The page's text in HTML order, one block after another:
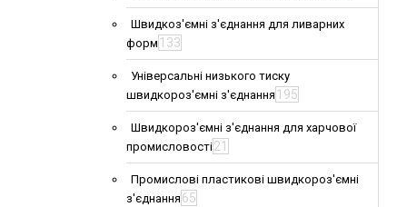
Швидкоз'ємні з'єднання для ливарних
форм 133
Універсальні низького тиску
швидкороз'ємні з'єднання 195
Швидкороз'ємні з'єднання для харчової
промисловості21
Промислові пластикові швидкороз'ємні
з'єднання 65